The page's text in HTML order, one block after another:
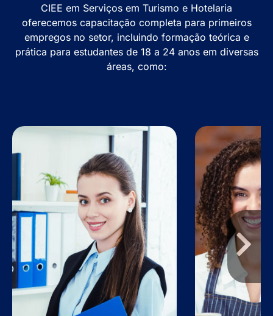
CIEE em Serviços em Turismo e Hotelaria
oferecemos capacitação completa para primeiros
empregos no setor, incluindo formação teórica e
prática para estudantes de 18 a 24 anos em diversas
áreas, como: